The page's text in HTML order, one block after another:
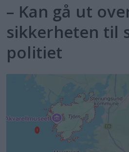
– Kan gå ut
sikkerheten til
politiet